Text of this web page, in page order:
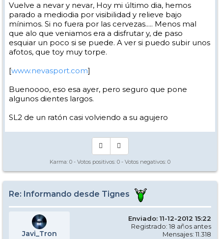
Vuelve a nevar y nevar, Hoy mi último dia, hemos
parado a mediodia por visibilidad y relieve bajo
mínimos. Si no fuera por las cervezas..... Menos mal
que alo que veniamos era a disfrutar y, de paso
esquiar un poco si se puede. A ver si puedo subir unos
afotos, que toy muy torpe.
[www.nevasport.com]
Buenoooo, eso esa ayer, pero seguro que pone
algunos dientes largos.
SL2 de un ratón casi volviendo a su agujero
Karma: 0 - Votos positivos: 0 - Votos negativos: 0
Re: Informando desde Tignes
Javi_Tron
Enviado: 11-12-2012 15:22
Registrado: 18 años antes
Mensajes: 11.318